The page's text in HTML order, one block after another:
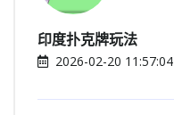
印度扑克牌玩法
2026-02-20 11:57:04